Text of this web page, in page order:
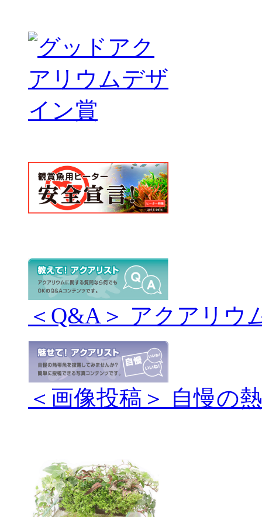
＜Q&A＞ アクアリウ
＜画像投稿＞ 自慢の